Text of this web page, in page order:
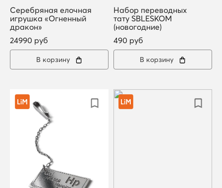
Серебряная елочная
игрушка «Огненный
дракон»
24990 руб
В корзину
Набор переводных
тату SBLESKOM
(новогодние)
490 руб
В корзину